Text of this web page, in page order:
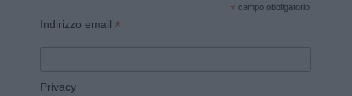
* campo obbligatorio
Indirizzo email *
Privacy